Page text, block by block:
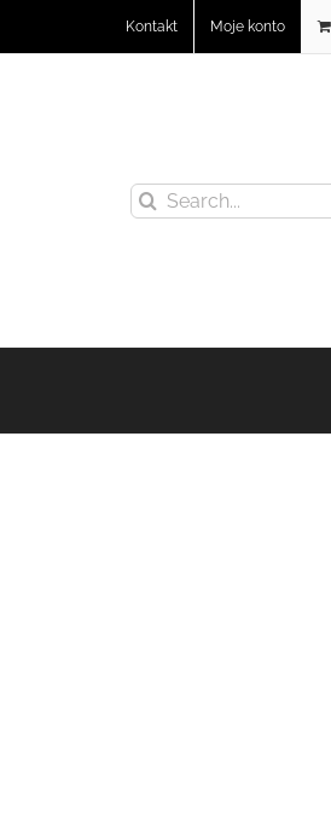
Kontakt Moje konto
Search
for: